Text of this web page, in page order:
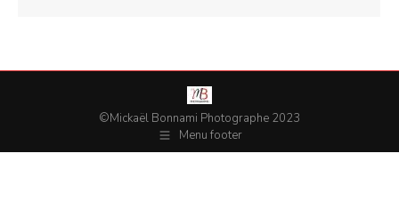
©Mickaël Bonnami Photographe 2023
Menu footer